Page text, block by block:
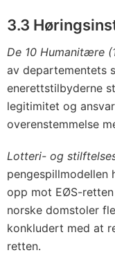
3.3
De 10 Humanitære
av departementets
enerettstilbyderne
legitimitet og
overenstemmelse
Lotteri- og
opp mot EØS-
norske domstoler
konkludert med at
retten.